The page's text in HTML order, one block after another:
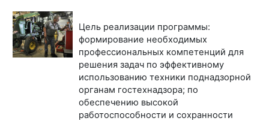
Цель реализации программы:
формирование необходимых
профессиональных компетенций для
решения задач по эффективному
использованию техники поднадзорной
органам гостехнадзора; по
обеспечению высокой
работоспособности и сохранности